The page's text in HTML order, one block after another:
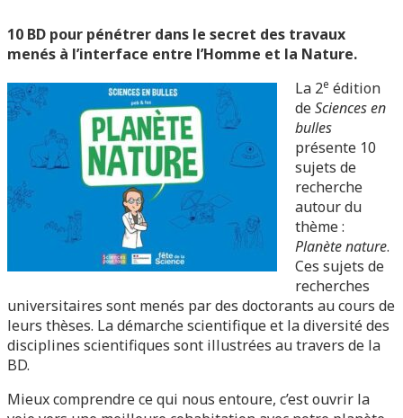
10 BD pour pénétrer dans le secret des travaux
menés à l’interface entre l’Homme et la Nature.
La 2e édition
deSciences en
bulles
présente 10
sujets de
recherche
autour du
thème :
Planète nature.
Ces sujets de
recherches
universitaires sont menés par des doctorants au cours de
leurs thèses. La démarche scientifique et la diversité des
disciplines scientifiques sont illustrées au travers de la
BD.
Mieux comprendre ce qui nous entoure, c’est ouvrir la